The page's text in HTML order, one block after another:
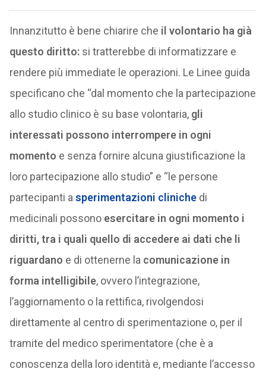
Innanzitutto è bene chiarire che il volontario ha già
questo diritto:si tratterebbe di informatizzare e
rendere più immediate le operazioni. Le Linee guida
specificano che “dal momento che la partecipazione
allo studio clinico è su base volontaria, gli
interessati possono interrompere in ogni
momento e senza fornire alcuna giustificazione la
loro partecipazione allo studio” e “le persone
partecipanti a sperimentazioni clinichedi
medicinali possono esercitare in ogni momento i
diritti, tra i quali quello di accedere ai dati che li
riguardano e di ottenerne la comunicazione in
forma intelligibile, ovvero l’integrazione,
l’aggiornamento o la rettifica, rivolgendosi
direttamente al centro di sperimentazione o, per il
tramite del medico sperimentatore (che è a
conoscenza della loro identità e, mediante l’accesso